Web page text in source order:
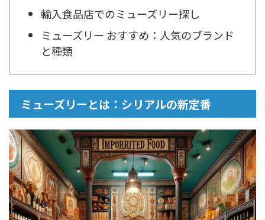
輸入食品店でのミューズリー探し
ミューズリー おすすめ：人気のブランド
と種類
ミューズリーとは：シリアルの新定番